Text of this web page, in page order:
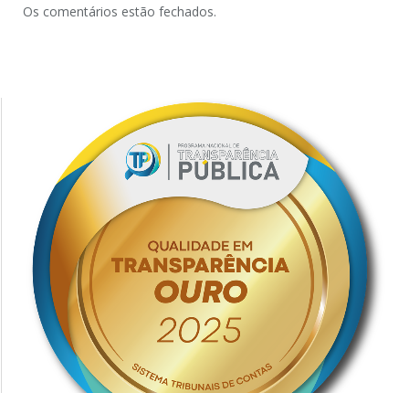
Os comentários estão fechados.